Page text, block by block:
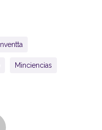
Inventta
Minciencias